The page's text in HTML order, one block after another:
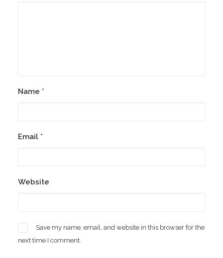
Name *
Email *
Website
Save my name, email, and website in this browser for the
next time I comment.